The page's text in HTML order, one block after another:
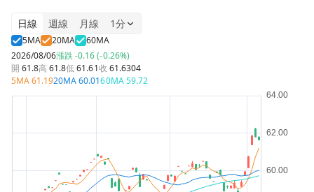
日線 週線 月線 1分
5MA 20MA
60MA
2026/08/06漲跌-0.16 (-0.26%)
開61.8高61.8低61.61收 61.6304
5MA61.1920MA60.0160MA59.72